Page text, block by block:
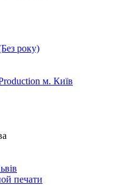
року)
м. Київ
печати